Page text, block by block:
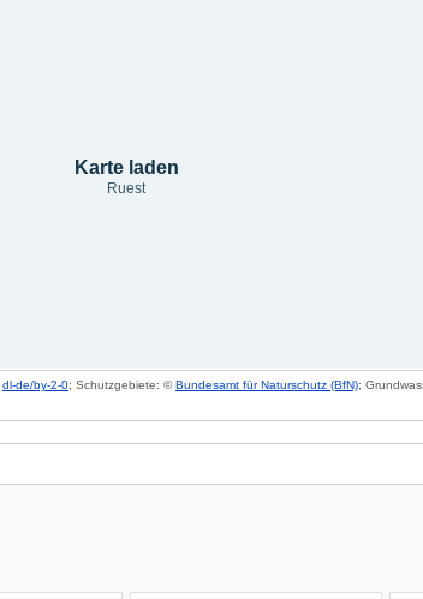
Karte laden
Ruest
dl-de/by-2-0; Schutzgebiete: ©Bundesamt für Naturschutz (BfN);